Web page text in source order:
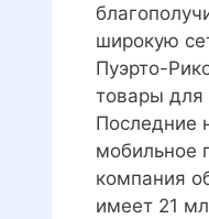
широкую
Пуэрто-
товары для
Последние
мобильное
компания
имеет 21